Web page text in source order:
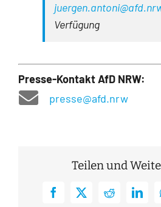
Verfügung
Presse-Kontakt AfD NRW:
presse@afd.nrw
Teilen und
Facebook
X Reddit